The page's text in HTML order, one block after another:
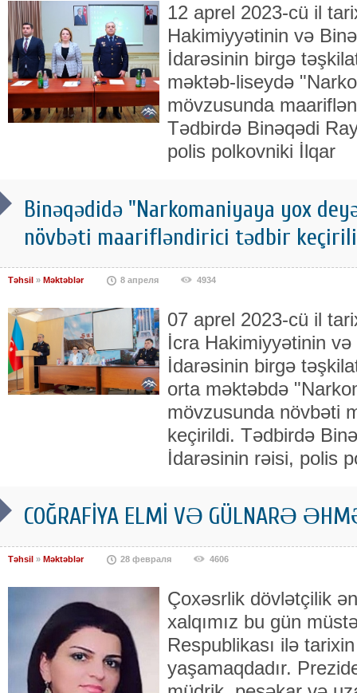
12 aprel 2023-cü il
Hakimiyyətinin və
İdarəsinin birgə
məktəb-liseydə
mövzusunda
Tədbirdə Binəqədi
polis polkovniki İlqar
Binəqədidə "Narkomaniyaya yox
növbəti maarifləndirici tədbir
Təhsil » Məktəblər 8 апреля 4934
07 aprel 2023-cü il
İcra Hakimiyyətinin
İdarəsinin birgə
orta məktəbdə
mövzusunda növbəti
keçirildi. Tədbirdə
İdarəsinin rəisi, polis
COĞRAFİYA ELMİ VƏ GÜLNARƏ
Təhsil » Məktəblər 28 февраля 4606
Çoxəsrlik dövlətçilik
xalqımız bu gün
Respublikası ilə
yaşamaqdadır.